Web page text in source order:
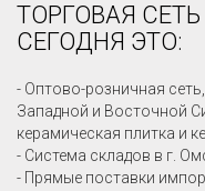
ТОРГОВАЯ
СЕГОДНЯ ЭТО:
- Оптово-розничная
Западной и Восточной
керамическая плитка и
- Система складов в г.
- Прямые поставки